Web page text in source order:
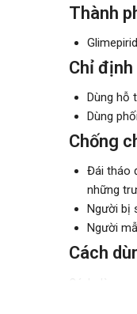
Thành
Chỉ
Dùng hỗ
Dùng
Chống
Đái tháo
những
Người bị
Người
Cách
Cách dùng:
Thuốc